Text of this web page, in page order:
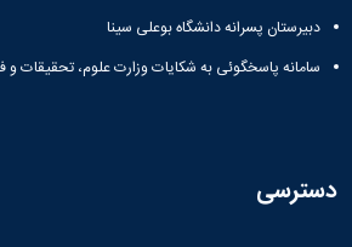
دبیرستان پسرانه دانشگاه بوعلی سینا
سامانه پاسخگوئی به شکایات وزارت علوم، تحقیقات و
دسترسی